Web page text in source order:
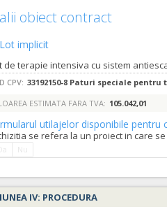
obiect contract
Lot implicit
CPV: 33192150-8 Paturi speciale pentru
ESTIMATA FARA TVA: 105.042,01
utilajelor disponibile pentru
se refera la un proiect in care
IV: PROCEDURA